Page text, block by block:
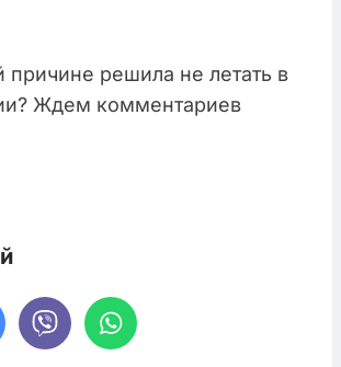
причине решила не летать в
Ждем комментариев